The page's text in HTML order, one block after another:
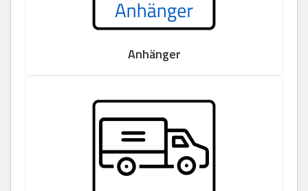
Anhänger